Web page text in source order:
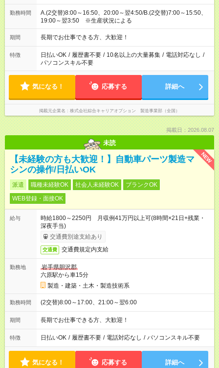
勤務時間
A.(2交替)8:00～16:50、20:00～翌4:50/B.(2交替)7:00～15:50、
19:00～翌3:50 ※生産状況による
期間 長期でお仕事できる方、大歓迎！
特徴 日払いOK / 履歴書不要 / 10名以上の大量募集 / 電話対応なし /
パソコンスキル不要
気になる！ 応募する 詳細へ
掲載元企業名 株式会社綜合キャリアオプション 製造事業部（全国）
掲載日：2026.08.07
未読
NEW
【未経験の方も大歓迎！】自動車パーツ製造マ
シンの操作/日払いOK
派遣 職種未経験OK 社会人未経験OK
ブランクOK
WEB登録・面接OK
給与
時給1800～2250円 月収例41万円以上可(8時間×21日+残業・
深夜手当)
交通費別途支給あり
交通費 交通費規定内支給
勤務地
岩手県胆沢郡
六原駅から車15分
製造・建築・土木・製造技術系
勤務時間 (2交替)8:00～17:00、21:00～翌6:00
期間 長期でお仕事できる方、大歓迎！
特徴 日払いOK / 履歴書不要 / 電話対応なし / パソコンスキル不要
気になる！ 応募する 詳細へ